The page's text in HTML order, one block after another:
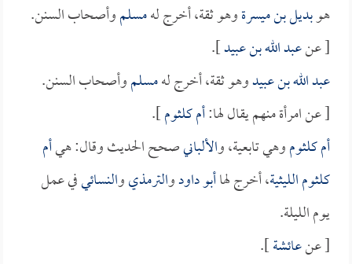
هوبديل بن ميسرةوهو ثقة، أخرج لهمسلموأصحاب السنن.
[ عنعبد الله بن عبيد].
عبد الله بن عبيدوهو ثقة، أخرج لهمسلموأصحاب السنن.
[ عن امرأة منهم يقال لها:أم كلثوم].
أم كلثوموهي تابعية، والألبانيصحح الحديث وقال: هيأم
كلثوم الليثية، أخرج لهاأبو داودوالترمذيوالنسائيفي عمل
يوم الليلة.
[ عنعائشة].